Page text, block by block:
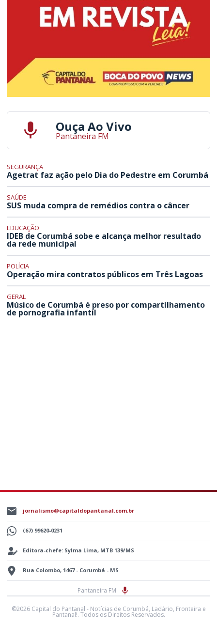
Ouça Ao Vivo
Pantaneira FM
SEGURANÇA
Agetrat faz ação pelo Dia do Pedestre em Corumbá
SAÚDE
SUS muda compra de remédios contra o câncer
EDUCAÇÃO
IDEB de Corumbá sobe e alcança melhor resultado
da rede municipal
POLÍCIA
Operação mira contratos públicos em Três Lagoas
GERAL
Músico de Corumbá é preso por compartilhamento
de pornografia infantil
jornalismo@capitaldopantanal.com.br
(67) 99620-0231
Editora-chefe: Sylma Lima, MTB 139/MS
Rua Colombo, 1467 - Corumbá - MS
Pantaneira FM
©2026 Capital do Pantanal - Notícias de Corumbá, Ladário, Fronteira e
Pantanal!. Todos os Direitos Reservados.